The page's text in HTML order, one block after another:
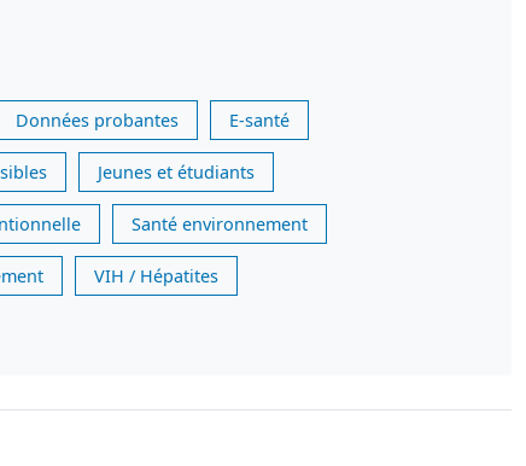
Données probantes E-santé
Jeunes et étudiants
Santé environnement
VIH / Hépatites